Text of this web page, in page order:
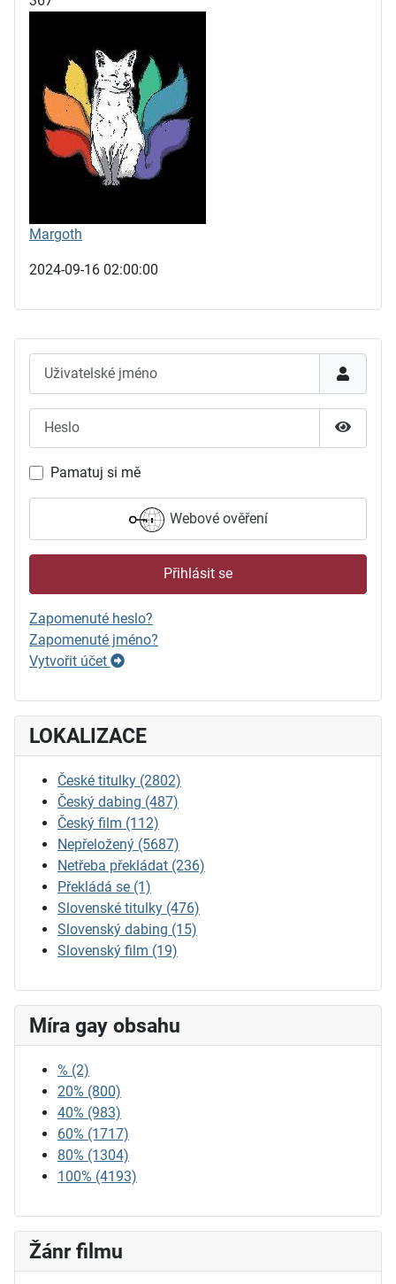
Pamatuj si mě
Webové ověření
Přihlásit se
Zapomenuté heslo?
Zapomenuté jméno?
Vytvořit účet
LOKALIZACE
České titulky (2802)
Český dabing (487)
Český film (112)
Nepřeložený (5687)
Netřeba překládat (236)
Překládá se (1)
Slovenské titulky (476)
Slovenský dabing (15)
Slovenský film (19)
Míra gay obsahu
% (2)
20% (800)
40% (983)
60% (1717)
80% (1304)
100% (4193)
Žánr filmu
Margoth
2024-09-16 02:00:00